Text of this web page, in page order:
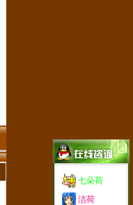
七朵荷
洁荷